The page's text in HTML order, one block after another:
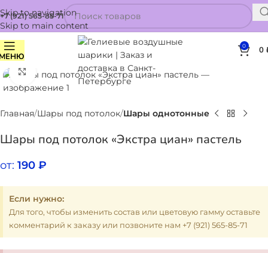
Skip to navigation
Skip to main content
+7 (921) 565-85-71
0 0
Нажмите, чтобы увеличить
Главная Шары под потолок Шары однотонные
Шары под потолок «Экстра циан» пастель
от: 190 ₽
Если нужно:
Для того, чтобы изменить состав или цветовую гамму оставьте
комментарий к заказу или позвоните нам +7 (921) 565-85-71